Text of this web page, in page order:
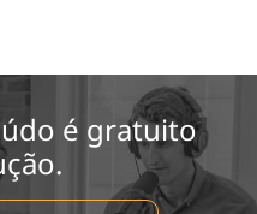
é gratuito